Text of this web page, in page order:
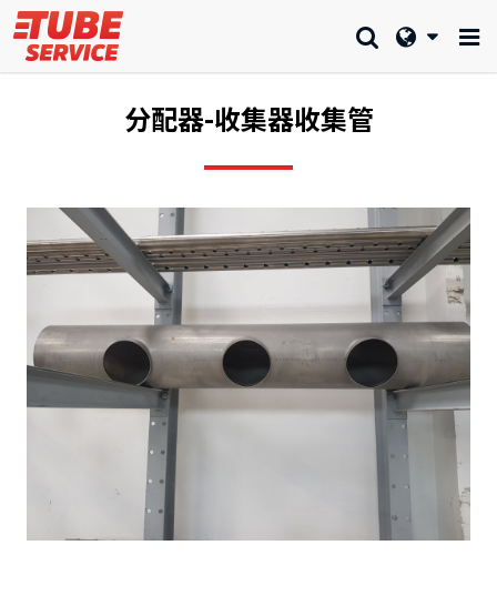
分配器-收集器收集管